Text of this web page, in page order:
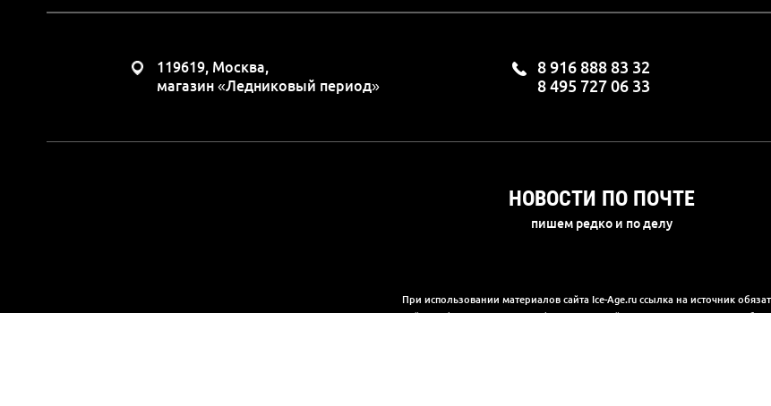
119619, Москва,
магазин «Ледниковый период»
8 916 888 83 32
8 495 727 06 33
НОВОСТИ ПО ПОЧТЕ
пишем редко и по делу
При использовании материалов сайта Ice-Age.ru ссылка на источник
Вся представленная на сайте информация носит информационный характер и не является